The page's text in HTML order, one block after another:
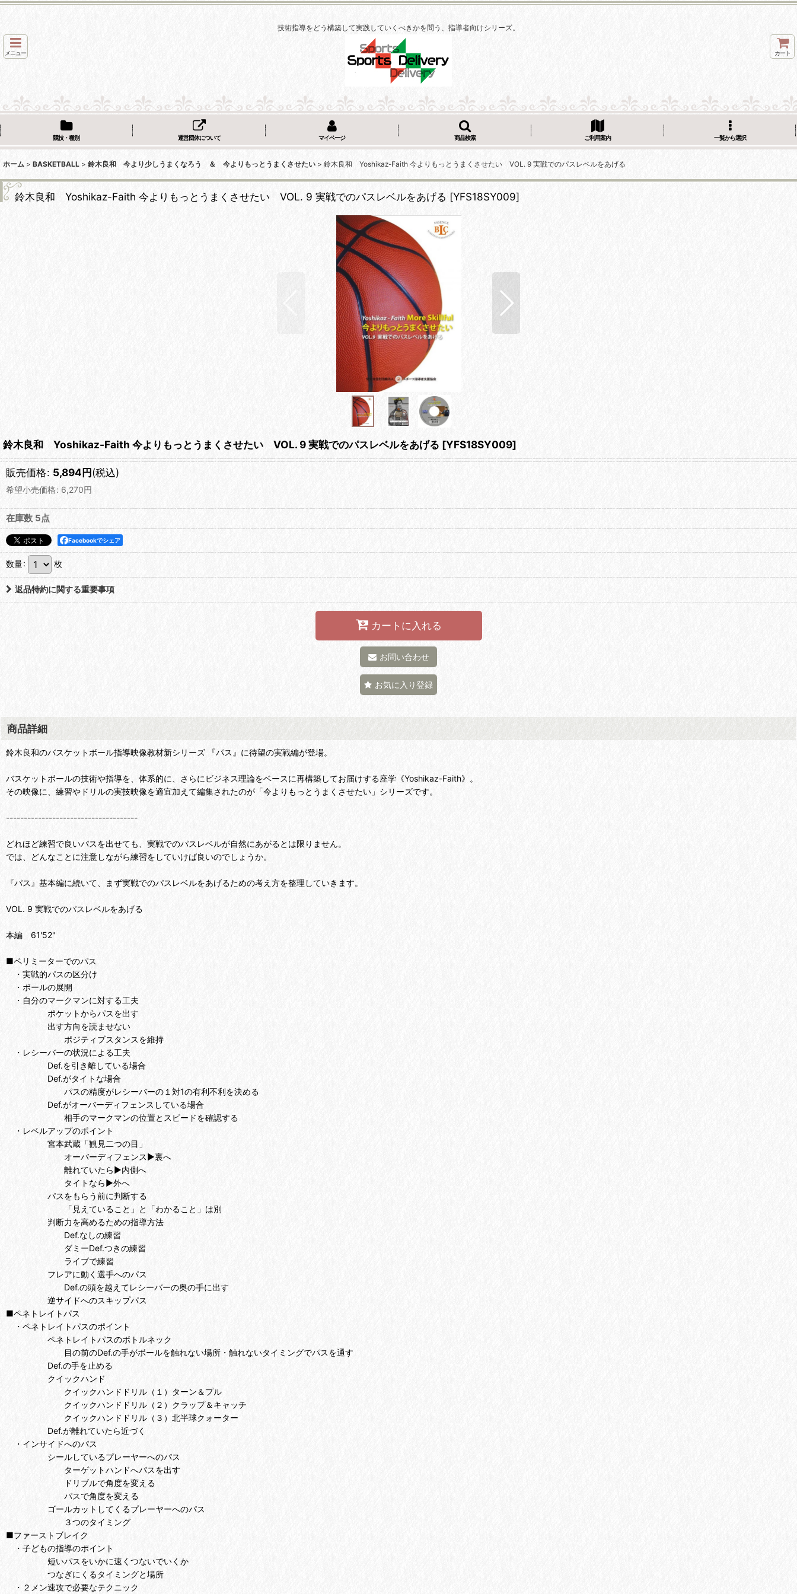
技術指導をどう構築して実践していくべきかを問う、指導者向けシリーズ。
メニュー カート
競技・種別 運営団体について マイページ 商品検索 ご利用案内 一覧から選択
ホーム > BASKETBALL > 鈴木良和 今より少しうまくなろう ＆ 今よりもっとうまくさせたい > 鈴木良和 Yoshikaz-Faith 今よりもっとうまくさせたい VOL. 9 実戦でのパスレベルをあげる
鈴木良和 Yoshikaz-Faith 今よりもっとうまくさせたい VOL. 9 実戦でのパスレベルをあげる [YFS18SY009]
鈴木良和 Yoshikaz-Faith 今よりもっとうまくさせたい VOL. 9 実戦でのパスレベルをあげる [YFS18SY009]
販売価格: 5,894円(税込)
希望小売価格: 6,270円
在庫数 5点
Facebookでシェア
数量: 枚
返品特約に関する重要事項
カートに入れる
お問い合わせ
お気に入り登録
商品詳細
鈴木良和のバスケットボール指導映像教材新シリーズ 『パス』に待望の実戦編が登場。
バスケットボールの技術や指導を、体系的に、さらにビジネス理論をベースに再構築してお届けする座学《Yoshikaz-Faith》。
その映像に、練習やドリルの実技映像を適宜加えて編集されたのが「今よりもっとうまくさせたい」シリーズです。
-------------------------------------
どれほど練習で良いパスを出せても、実戦でのパスレベルが自然にあがるとは限りません。
では、どんなことに注意しながら練習をしていけば良いのでしょうか。
『パス』基本編に続いて、まず実戦でのパスレベルをあげるための考え方を整理していきます。
VOL. 9 実戦でのパスレベルをあげる
本編 61'52"
■ペリミーターでのパス
・実戦的パスの区分け
・ボールの展開
・自分のマークマンに対する工夫
ポケットからパスを出す
出す方向を読ませない
ポジティブスタンスを維持
・レシーバーの状況による工夫
Def.を引き離している場合
Def.がタイトな場合
パスの精度がレシーバーの１対1の有利不利を決める
Def.がオーバーディフェンスしている場合
相手のマークマンの位置とスピードを確認する
・レベルアップのポイント
宮本武蔵「観見二つの目」
オーバーディフェンス▶裏へ
離れていたら▶内側へ
タイトなら▶外へ
パスをもらう前に判断する
「見えていること」と「わかること」は別
判断力を高めるための指導方法
Def.なしの練習
ダミーDef.つきの練習
ライブで練習
フレアに動く選手へのパス
Def.の頭を越えてレシーバーの奥の手に出す
逆サイドへのスキップパス
■ペネトレイトパス
・ペネトレイトパスのポイント
ペネトレイトパスのボトルネック
目の前のDef.の手がボールを触れない場所・触れないタイミングでパスを通す
Def.の手を止める
クイックハンド
クイックハンドドリル（１）ターン＆プル
クイックハンドドリル（２）クラップ＆キャッチ
クイックハンドドリル（３）北半球クォーター
Def.が離れていたら近づく
・インサイドへのパス
シールしているプレーヤーへのパス
ターゲットハンドへパスを出す
ドリブルで角度を変える
パスで角度を変える
ゴールカットしてくるプレーヤーへのパス
３つのタイミング
■ファーストブレイク
・子どもの指導のポイント
短いパスをいかに速くつないでいくか
つなぎにくるタイミングと場所
・２メン速攻で必要なテクニック